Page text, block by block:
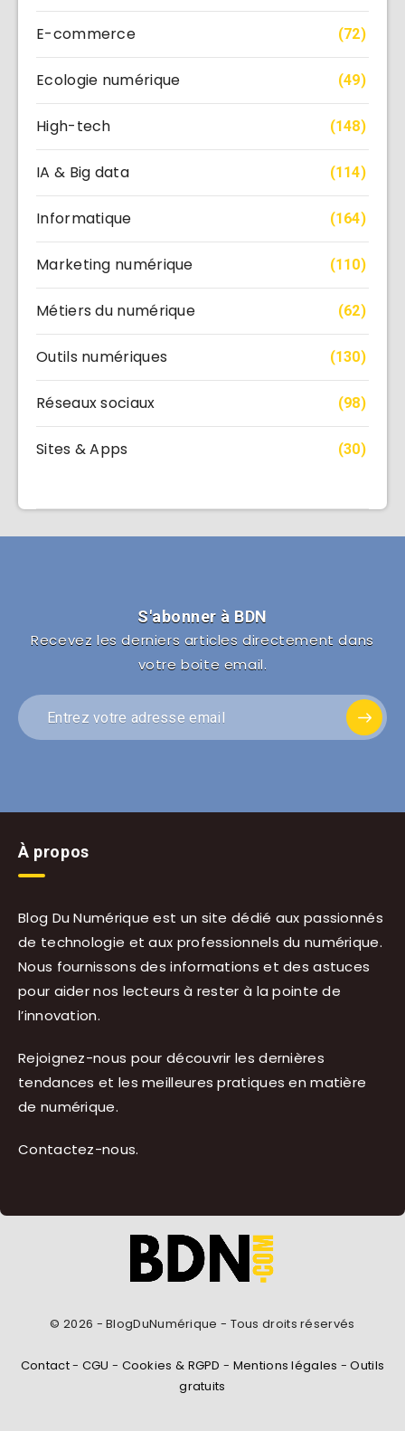
E-commerce (72)
Ecologie numérique (49)
High-tech (148)
IA & Big data (114)
Informatique (164)
Marketing numérique (110)
Métiers du numérique (62)
Outils numériques (130)
Réseaux sociaux (98)
Sites & Apps (30)
S'abonner à BDN
Recevez les derniers articles directement dans
votre boite email.
À propos
Blog Du Numérique est un site dédié aux passionnés
de technologie et aux professionnels du numérique.
Nous fournissons des informations et des astuces
pour aider nos lecteurs à rester à la pointe de
l’innovation.
Rejoignez-nous pour découvrir les dernières
tendances et les meilleures pratiques en matière
de numérique.
Contactez-nous.
© 2026 - BlogDuNumérique - Tous droits réservés
Contact- CGU - Cookies & RGPD - Mentions légales -Outils
gratuits